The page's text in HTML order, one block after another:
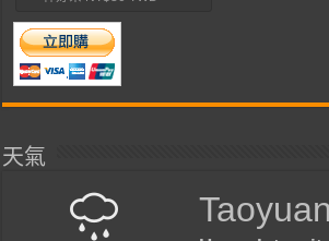
天氣